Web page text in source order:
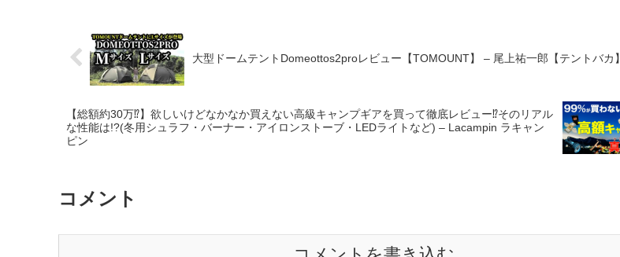
大型ドームテントDomeottos2proレビュー【TOMOUNT】 – 尾上祐一郎【テントバカ】
【総額約30万⁉️】欲しいけどなかなか買えない高級キャンプギアを買って徹底レビュー⁉️そのリアル
な性能は!?(冬用シュラフ・バーナー・アイロンストーブ・LEDライトなど) – Lacampin ラキャン
ピン
コメント